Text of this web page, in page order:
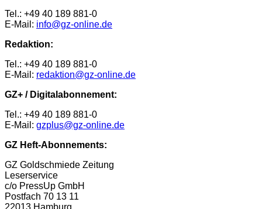
Tel.: +49 40 189 881-0
E-Mail: info@gz-online.de
Redaktion:
Tel.: +49 40 189 881-0
E-Mail: redaktion@gz-online.de
GZ+ / Digitalabonnement:
Tel.: +49 40 189 881-0
E-Mail: gzplus@gz-online.de
GZ Heft-Abonnements:
GZ Goldschmiede Zeitung
Leserservice
c/o PressUp GmbH
Postfach 70 13 11